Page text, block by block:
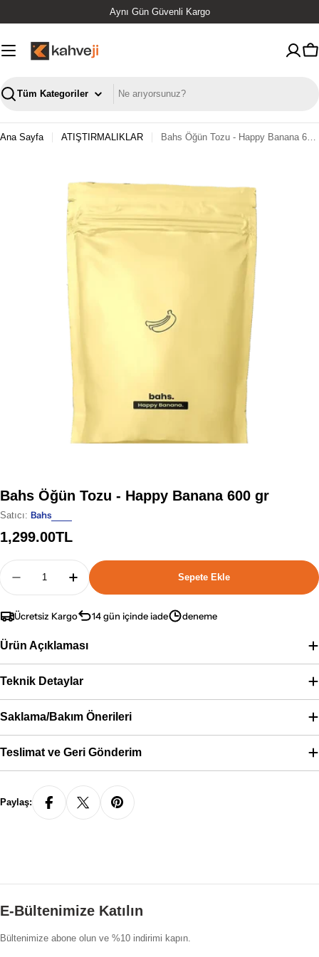
Aynı Gün Güvenli Kargo
Ara
Ana Sayfa ATIŞTIRMALIKLAR Bahs Öğün Tozu - Happy Banana 600 Gr
medyayı modalda aç
Bahs Öğün Tozu - Happy Banana 600 gr
Satıcı: Bahs
Normal
1,299.00TL
Adet
Bahs Öğün Tozu - Happy Banana 600 Gr Için
Bahs Öğün Tozu - Happy Banana 600
Sepete Ekle
Ücretsiz Kargo 14 gün içinde iade deneme
Ürün Açıklaması
Teknik Detaylar
Saklama/Bakım Önerileri
Teslimat ve Geri Gönderim
Paylaş:
E-Bültenimize Katılın
Bültenimize abone olun ve %10 indirimi kapın.